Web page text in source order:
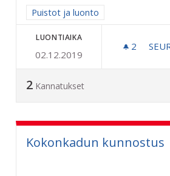
Rajaa tulokset aihepiirin mukaan:
Puistot ja luonto
LUONTIAIKA
02.12.2019
2 2
2 Kannatukset
Kokonkadun kunnostus